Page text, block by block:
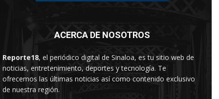
ACERCA DE NOSOTROS
Reporte18, el periódico digital de Sinaloa, es tu sitio web de
noticias, entretenimiento, deportes y tecnología. Te
ofrecemos las últimas noticias así como contenido exclusivo
de nuestra región.